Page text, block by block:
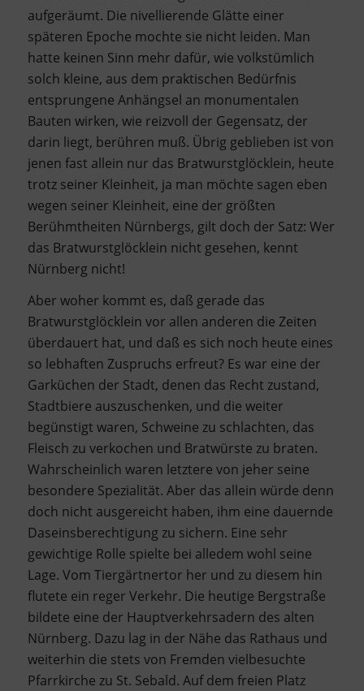
aufgeräumt. Die nivellierende Glätte einer
späteren Epoche mochte sie nicht leiden. Man
hatte keinen Sinn mehr dafür, wie volkstümlich
solch kleine, aus dem praktischen Bedürfnis
entsprungene Anhängsel an monumentalen
Bauten wirken, wie reizvoll der Gegensatz, der
darin liegt, berühren muß. Übrig geblieben ist von
jenen fast allein nur das Bratwurstglöcklein, heute
trotz seiner Kleinheit, ja man möchte sagen eben
wegen seiner Kleinheit, eine der größten
Berühmtheiten Nürnbergs, gilt doch der Satz: Wer
das Bratwurstglöcklein nicht gesehen, kennt
Nürnberg nicht!
Aber woher kommt es, daß gerade das
Bratwurstglöcklein vor allen anderen die Zeiten
überdauert hat, und daß es sich noch heute eines
so lebhaften Zuspruchs erfreut? Es war eine der
Garküchen der Stadt, denen das Recht zustand,
Stadtbiere auszuschenken, und die weiter
begünstigt waren, Schweine zu schlachten, das
Fleisch zu verkochen und Bratwürste zu braten.
Wahrscheinlich waren letztere von jeher seine
besondere Spezialität. Aber das allein würde denn
doch nicht ausgereicht haben, ihm eine dauernde
Daseinsberechtigung zu sichern. Eine sehr
gewichtige Rolle spielte bei alledem wohl seine
Lage. Vom Tiergärtnertor her und zu diesem hin
flutete ein reger Verkehr. Die heutige Bergstraße
bildete eine der Hauptverkehrsadern des alten
Nürnberg. Dazu lag in der Nähe das Rathaus und
weiterhin die stets von Fremden vielbesuchte
Pfarrkirche zu St. Sebald. Auf dem freien Platz